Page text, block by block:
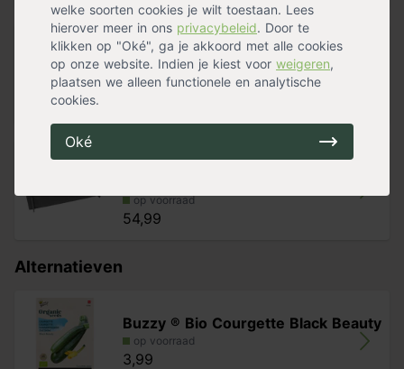
welke soorten cookies je wilt toestaan. Lees
hierover meer in ons privacybeleid. Door te
klikken op "Oké", ga je akkoord met alle cookies
op onze website. Indien je kiest voor weigeren,
plaatsen we alleen functionele en analytische
cookies.
Oké
Pokon Bio Moestuin Voeding
op voorraad
12,99
Vierkante meter moestuin
op voorraad
54,99
Alternatieven
Buzzy ® Bio Courgette Black Beauty
op voorraad
3,99